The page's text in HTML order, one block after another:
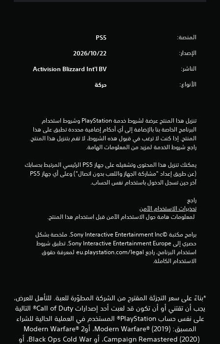
المنصة: PS5
الإصدار: 22‏/10‏/2026
الناشر: Activision Blizzard Int'l BV
الأنواع: حركة
راجع شروط الخدمة لمزيد من المعلومات الهامة.
آخر حين تسجل الدخول باستخدام نفس الحساب.
راجع
تحذيرات الاستخدام الآمن
الاستخدام الكاملة.
*بناءً على سعر التجزئة المقترح من الشركة المطوّرة للعبة. للتأهل للعرض،
يجب أن تقتني أو أن تكون قد لعبت أحد إصدارات Call of Duty® التالية
على نفس حساب PlayStation® المستخدم في العملية الحالية للشراء
المسبق: Modern Warfare® (2019)‎،‏‏ أوModern Warfare® 2
Campaign Remastered (2020) ‎،‏‏ أو‏‏ Black Ops Cold War،‏‏ أو